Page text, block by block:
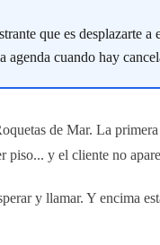
que es desplazarte
agenda cuando hay
de Mar. La
piso... y el cliente no
y llamar. Y encima